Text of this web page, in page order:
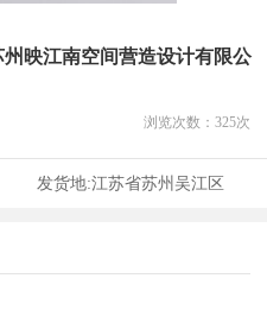
映江南空间营造设计有限公
浏览次数： 325次
发货地:江苏省苏州吴江区